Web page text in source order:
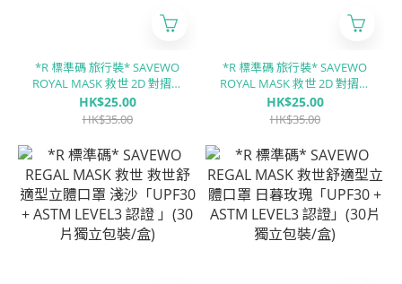
*R 標準碼 旅行裝* SAVEWO
ROYAL MASK 救世 2D 對摺型
口罩 桂枝「KF94 + KN95 +
ASTM LEVEL3 認證 」(5片獨
HK$25.00
HK$35.00
*R 標準碼 旅行裝* SAVEWO
ROYAL MASK 救世 2D 對摺型
口罩 酷黑「KF94 + KN95 +
ASTM LEVEL3 認證 」(5片獨
HK$25.00
HK$35.00